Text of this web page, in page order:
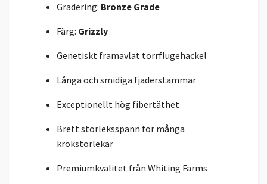
Gradering: Bronze Grade
Färg: Grizzly
Genetiskt framavlat torrflugehackel
Långa och smidiga fjäderstammar
Exceptionellt hög fibertäthet
Brett storleksspann för många
krokstorlekar
Premiumkvalitet från Whiting Farms